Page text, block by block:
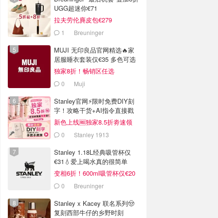
UGG超迷你€71
拉夫劳伦麂皮包€279
1 Breuninger
MUJI 无印良品官网精选🔥家
居服睡衣套装仅€35 多色可选
独家8折！畅销区任选
0 Muji
Stanley官网⚡️限时免费DIY刻
字！攻略干货+AI指令直接戳
新色上线🆓独家8.5折劵速领
0 Stanley 1913
Stanley 1.18L经典吸管杯仅
€31💧爱上喝水真的很简单
变相6折！600ml吸管杯仅€20
0 Breuninger
Stanley x Kacey 联名系列🤠
复刻西部牛仔的乡野时刻